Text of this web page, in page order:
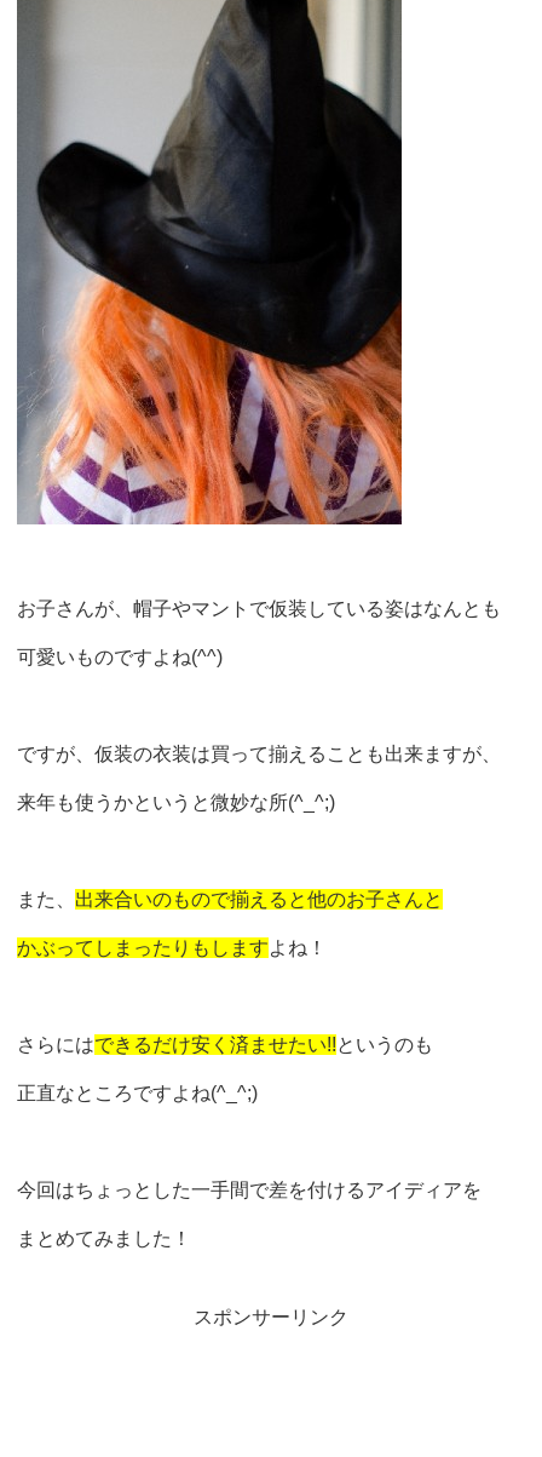
お子さんが、帽子やマントで仮装している姿はなんとも
可愛いものですよね(^^)
ですが、仮装の衣装は買って揃えることも出来ますが、
来年も使うかというと微妙な所(^_^;)
また、 出来合いのもので揃えると他のお子さんと
かぶってしまったりもしますよね！
さらにはできるだけ安く済ませたい!!というのも
正直なところですよね(^_^;)
今回はちょっとした一手間で差を付けるアイディアを
まとめてみました！
スポンサーリンク